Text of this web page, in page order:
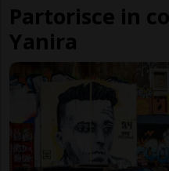
Partorisce in
Yanira